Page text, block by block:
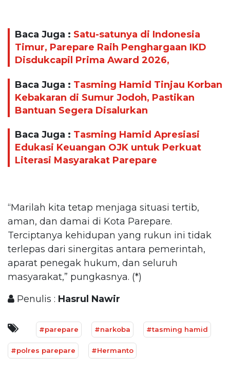
Baca Juga : Satu-satunya di Indonesia
Timur, Parepare Raih Penghargaan IKD
Disdukcapil Prima Award 2026,
Baca Juga : Tasming Hamid Tinjau Korban
Kebakaran di Sumur Jodoh, Pastikan
Bantuan Segera Disalurkan
Baca Juga : Tasming Hamid Apresiasi
Edukasi Keuangan OJK untuk Perkuat
Literasi Masyarakat Parepare
“Marilah kita tetap menjaga situasi tertib,
aman, dan damai di Kota Parepare.
Terciptanya kehidupan yang rukun ini tidak
terlepas dari sinergitas antara pemerintah,
aparat penegak hukum, dan seluruh
masyarakat,” pungkasnya. (*)
Penulis : Hasrul Nawir
#parepare #narkoba #tasming hamid
#polres parepare #Hermanto